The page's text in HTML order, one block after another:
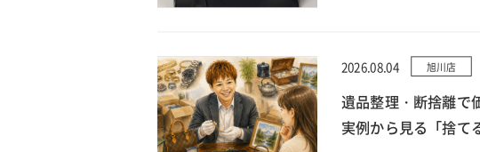
2026.08.04 旭川店
遺品整理・断捨離で
実例から見る「捨て